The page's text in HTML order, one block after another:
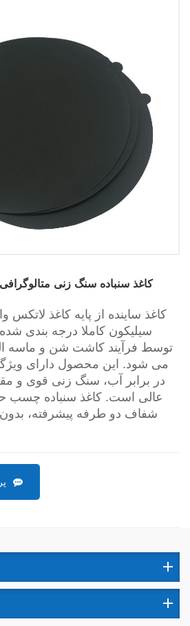
کاغذ سنباده سنگ زنی
کاغذ ساینده از پایه کاغذ لاتکس
سیلیکون کاملا درجه بندی
توسط فرآیند کاشت شن و ماسه
می شود. این محصول دارای
در برابر آب، سنگ زنی قوی و
عالی است. کاغذ سنباده چسب
شفاف دو طرفه پیشرفته، بدون